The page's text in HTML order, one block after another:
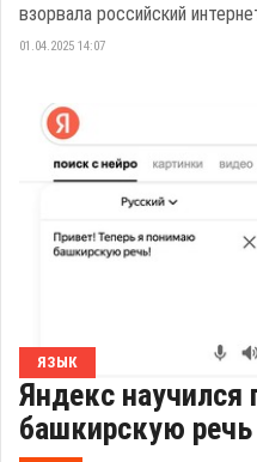
взорвала российский
01.04.2025 14:07
ЯЗЫК
Яндекс научился
башкирскую речь